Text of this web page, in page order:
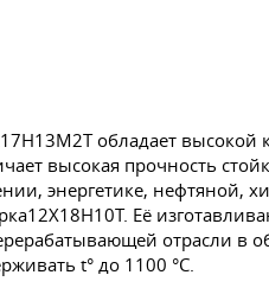
обладает высокой
высокая прочность
энергетике, нефтяной,
Её
отрасли в
t° до 1100 °C.